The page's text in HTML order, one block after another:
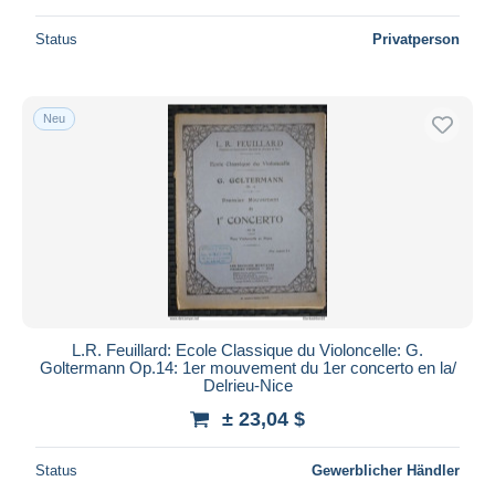
Status Privatperson
Neu
L.R. Feuillard: Ecole Classique du Violoncelle: G.
Goltermann Op.14: 1er mouvement du 1er concerto en la/
Delrieu-Nice
± 23,04 $
Status Gewerblicher Händler